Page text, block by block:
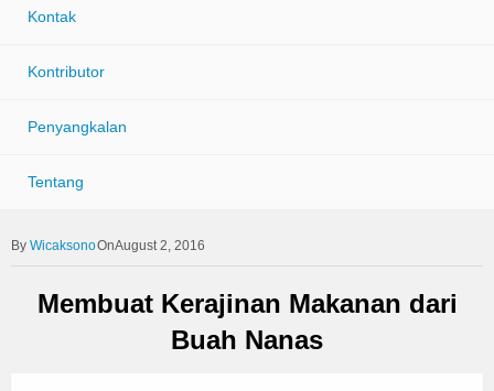
Kontak
Kontributor
Penyangkalan
Tentang
WicaksonoOnAugust 2, 2016
Membuat Kerajinan Makanan dari
Buah Nanas